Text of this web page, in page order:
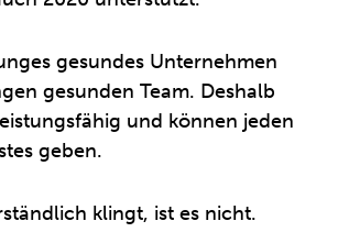
gesundes Unternehmen
gesunden Team. Deshalb
und können jeden
geben.
klingt, ist es nicht.